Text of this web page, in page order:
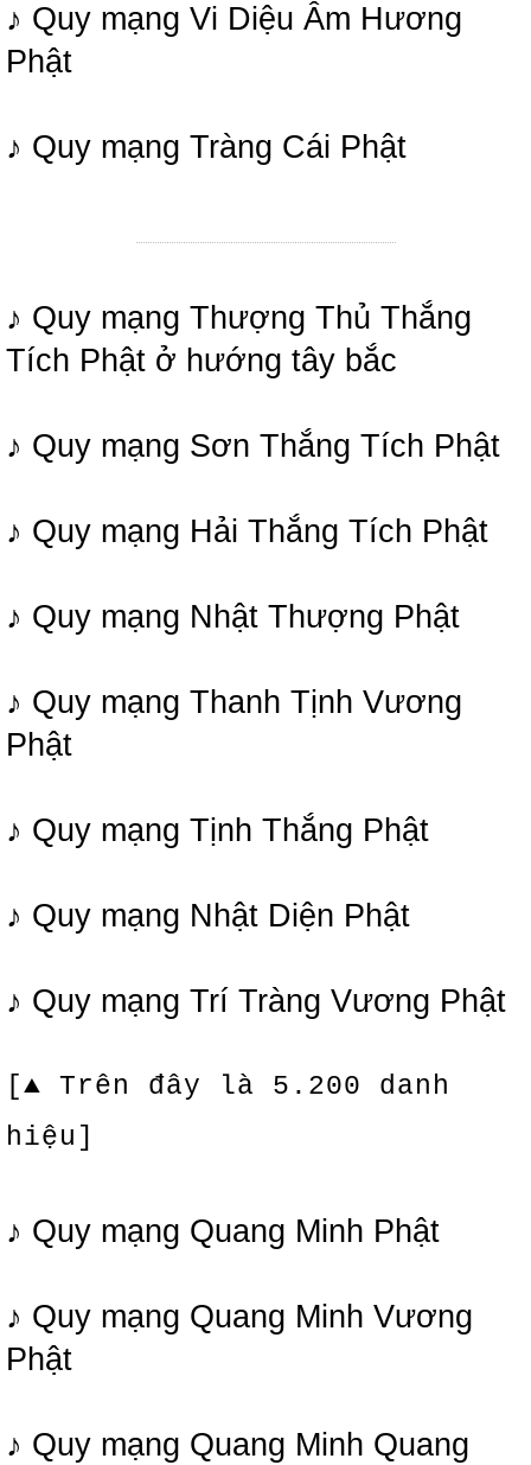
♪ Quy mạng Vi Diệu Âm Hương
Phật
♪ Quy mạng Tràng Cái Phật
♪ Quy mạng Thượng Thủ Thắng
Tích Phật ở hướng tây bắc
♪ Quy mạng Sơn Thắng Tích Phật
♪ Quy mạng Hải Thắng Tích Phật
♪ Quy mạng Nhật Thượng Phật
♪ Quy mạng Thanh Tịnh Vương
Phật
♪ Quy mạng Tịnh Thắng Phật
♪ Quy mạng Nhật Diện Phật
♪ Quy mạng Trí Tràng Vương Phật
[▲ Trên đây là 5.200 danh
hiệu]
♪ Quy mạng Quang Minh Phật
♪ Quy mạng Quang Minh Vương
Phật
♪ Quy mạng Quang Minh Quang